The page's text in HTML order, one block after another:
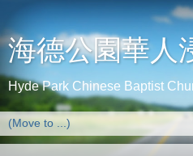
海德公園華人
Hyde Park Chinese Baptist